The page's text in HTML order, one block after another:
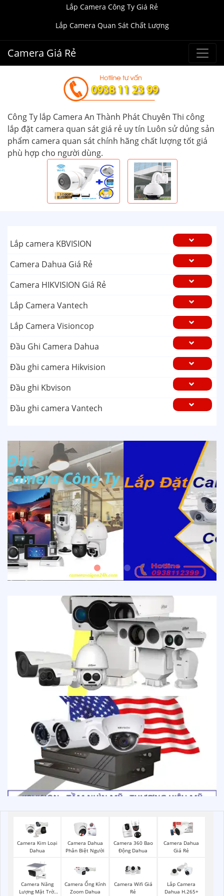
Lắp Camera Công Ty Giá Rẻ
Lắp Camera Quan Sát Chất Lượng
Camera Giá Rẻ
Công Ty lắp Camera An Thành Phát Chuyên Thi công
lắp đặt camera quan sát giá rẻ uy tín Luôn sử dủng sản
phẩm camera quan sát chính hãng chất lượng tốt giá
phù hợp cho người dùng.
Lắp camera KBVISION
Camera Dahua Giá Rẻ
Camera HIKVISION Giá Rẻ
Lắp Camera Vantech
Lắp Camera Visioncop
Đầu Ghi Camera Dahua
Đầu ghi camera Hikvision
Đầu ghi Kbvison
Đầu ghi camera Vantech
Camera Kim Loại
Dahua
Camera Dahua
Phân Biệt Người
Camera 360 Bao
Động Dahua
Camera Dahua
Giá Rẻ
Camera Năng
Lượng Mặt Trời
Camera Ống Kính
Zoom Dahua
Camera Wifi Giá
Rẻ
Lắp Camera
Dahua H.265+